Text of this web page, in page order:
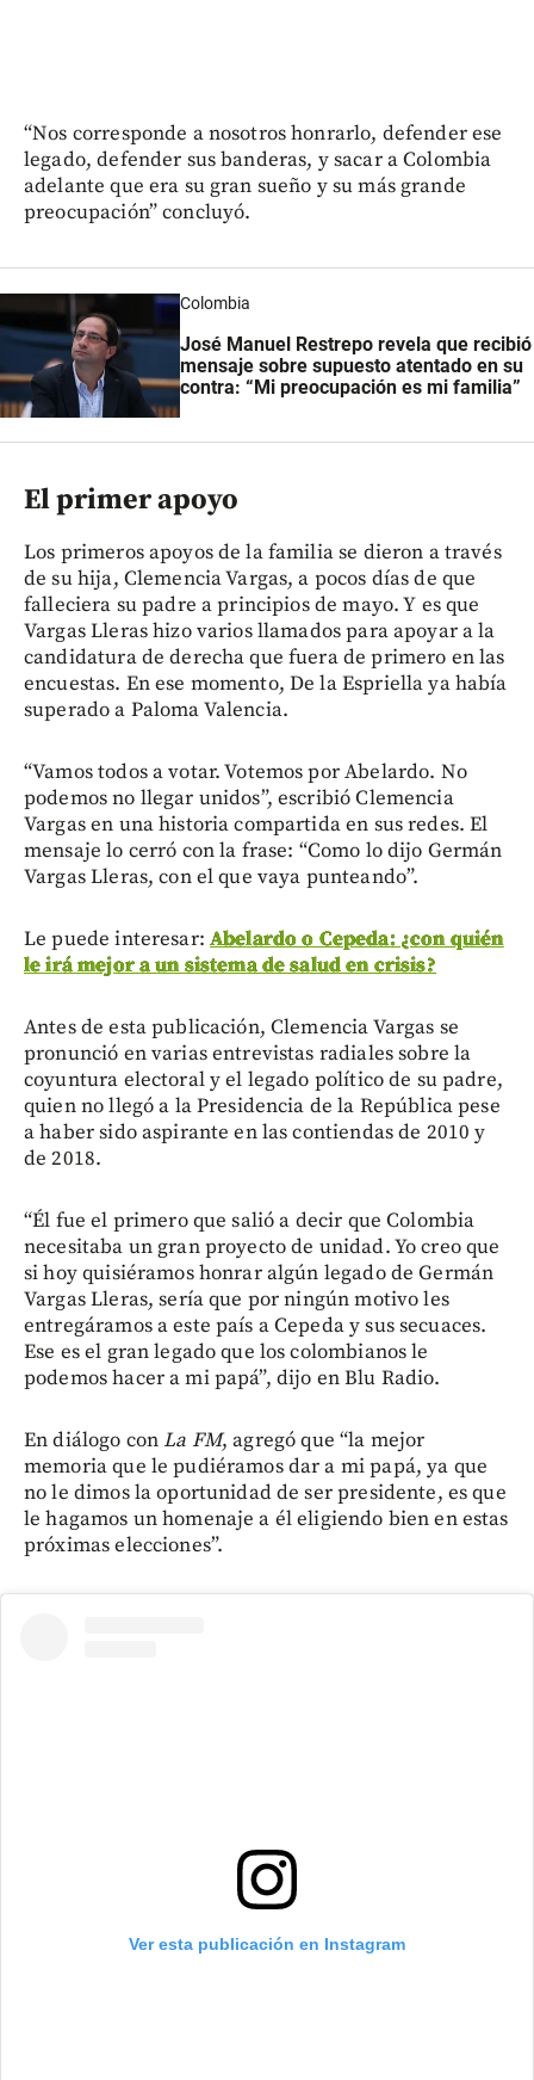
“Nos corresponde a nosotros honrarlo, defender ese
legado, defender sus banderas, y sacar a Colombia
adelante que era su gran sueño y su más grande
preocupación” concluyó.
Colombia
José Manuel Restrepo revela que recibió
mensaje sobre supuesto atentado en su
contra: “Mi preocupación es mi familia”
El primer apoyo
Los primeros apoyos de la familia se dieron a través
de su hija, Clemencia Vargas, a pocos días de que
falleciera su padre a principios de mayo. Y es que
Vargas Lleras hizo varios llamados para apoyar a la
candidatura de derecha que fuera de primero en las
encuestas. En ese momento, De la Espriella ya había
superado a Paloma Valencia.
“Vamos todos a votar. Votemos por Abelardo. No
podemos no llegar unidos”, escribió Clemencia
Vargas en una historia compartida en sus redes. El
mensaje lo cerró con la frase: “Como lo dijo Germán
Vargas Lleras, con el que vaya punteando”.
Le puede interesar: Abelardo o Cepeda: ¿con quién
le irá mejor a un sistema de salud en crisis?
Antes de esta publicación, Clemencia Vargas se
pronunció en varias entrevistas radiales sobre la
coyuntura electoral y el legado político de su padre,
quien no llegó a la Presidencia de la República pese
a haber sido aspirante en las contiendas de 2010 y
de 2018.
“Él fue el primero que salió a decir que Colombia
necesitaba un gran proyecto de unidad. Yo creo que
si hoy quisiéramos honrar algún legado de Germán
Vargas Lleras, sería que por ningún motivo les
entregáramos a este país a Cepeda y sus secuaces.
Ese es el gran legado que los colombianos le
podemos hacer a mi papá”, dijo en Blu Radio.
En diálogo conLa FM, agregó que “la mejor
memoria que le pudiéramos dar a mi papá, ya que
no le dimos la oportunidad de ser presidente, es que
le hagamos un homenaje a él eligiendo bien en estas
próximas elecciones”.
Ver esta publicación en Instagram